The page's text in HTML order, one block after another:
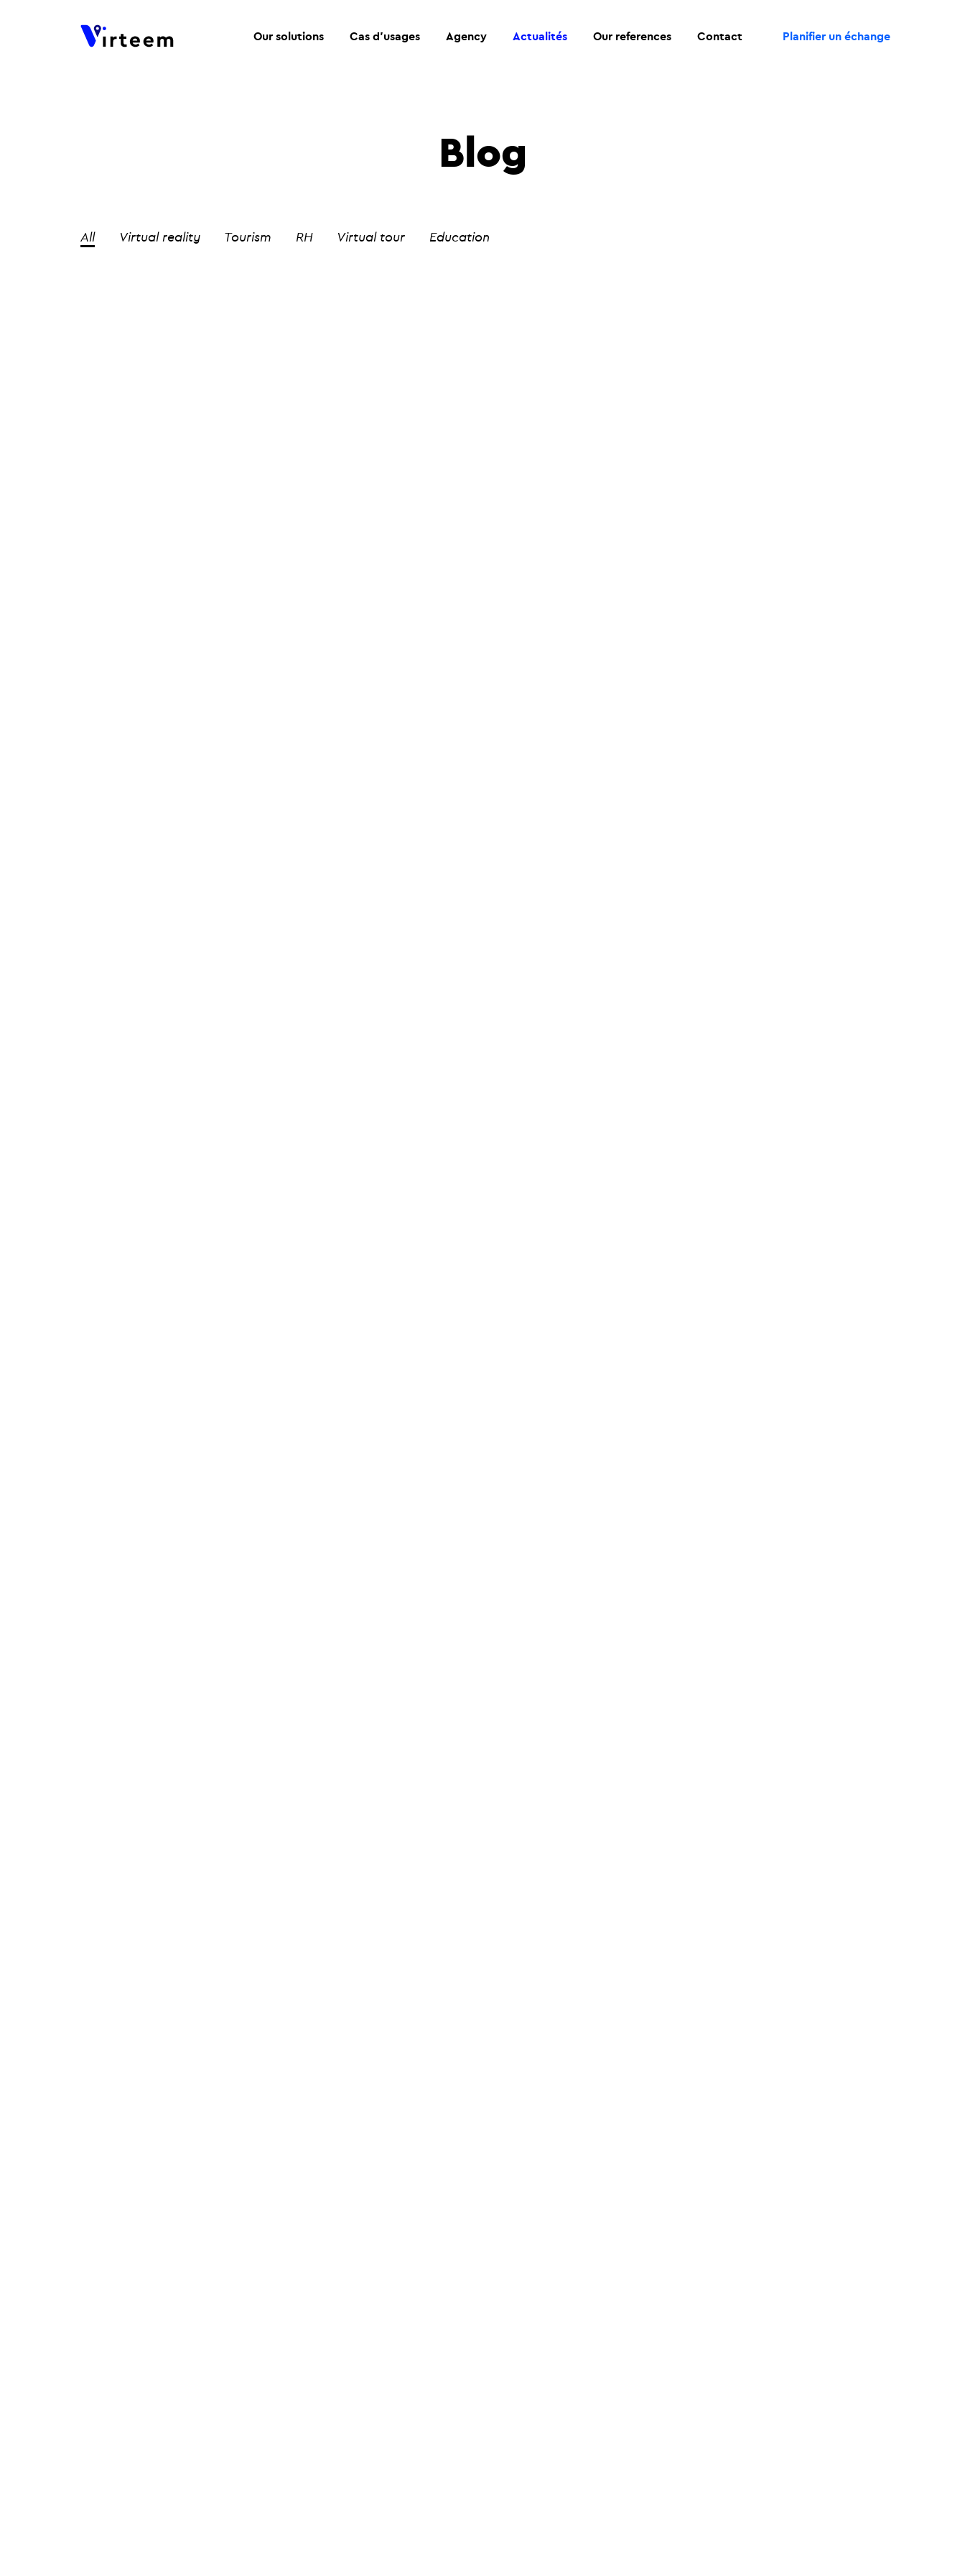
Our solutions Cas d’usages Agency Actualités Our references Contact Planifier un échange
Blog
All Virtual reality Tourism RH Virtual tour Education